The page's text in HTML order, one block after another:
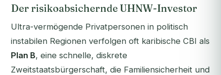
Der risikoabsichernde UHNW-Investor
Ultra-vermögende Privatpersonen in politisch
instabilen Regionen verfolgen oft karibische CBI als
Plan B, eine schnelle, diskrete
Zweitstaatsbürgerschaft, die Familiensicherheit und